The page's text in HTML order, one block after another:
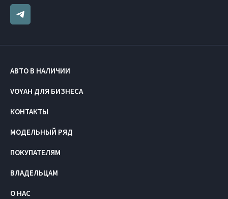
АВТО В НАЛИЧИИ
VOYAH ДЛЯ БИЗНЕСА
КОНТАКТЫ
МОДЕЛЬНЫЙ РЯД
ПОКУПАТЕЛЯМ
ВЛАДЕЛЬЦАМ
О НАС